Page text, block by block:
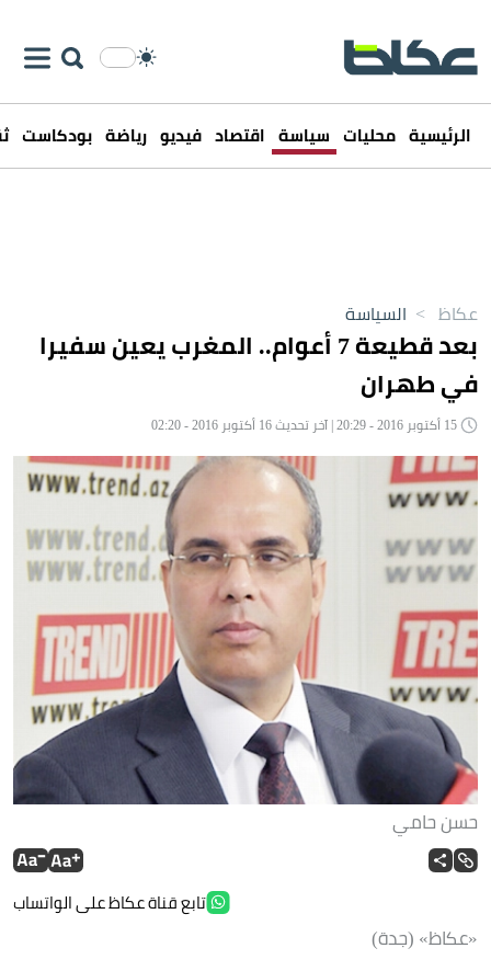
الرئيسية محليات سياسة اقتصاد فيديو رياضة بودكاست
عكاظ > السياسة
بعد قطيعة 7 أعوام.. المغرب يعين سفيرا
في طهران
حسن حامي
تابع قناة عكاظ على الواتساب
«عكاظ» (جدة)